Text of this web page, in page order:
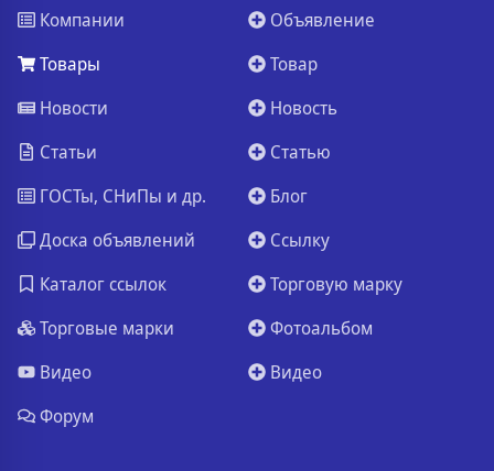
Компании
Товары
Новости
Статьи
ГОСТы, СНиПы и др.
Доска объявлений
Каталог ссылок
Торговые марки
Видео
Форум
Объявление
Товар
Новость
Статью
Блог
Ссылку
Торговую марку
Фотоальбом
Видео